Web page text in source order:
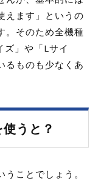
えます」というの
。そのため全機種
ズ」や「Lサイ
るものも少なくあ
うと？
ことでしょう。